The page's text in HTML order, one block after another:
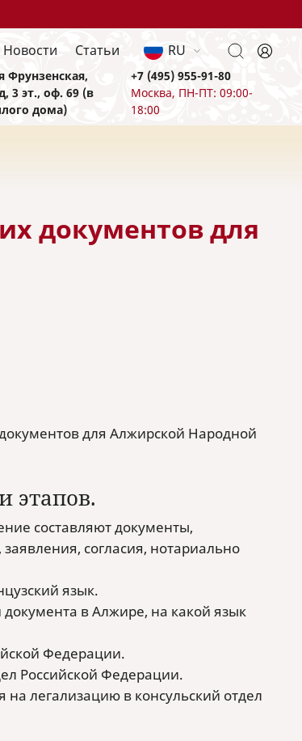
Новости Статьи RU
Фрунзенская,
3 эт., оф. 69 (в
дома)
+7 (495) 955-91-80
Москва, ПН-ПТ: 09:00-
18:00
документов для
для Алжирской Народной
этапов.
составляют документы,
согласия, нотариально
язык.
в Алжире, на какой язык
Федерации.
Российской Федерации.
легализацию в консульский отдел